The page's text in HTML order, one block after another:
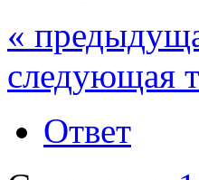
«
следующая
Ответ